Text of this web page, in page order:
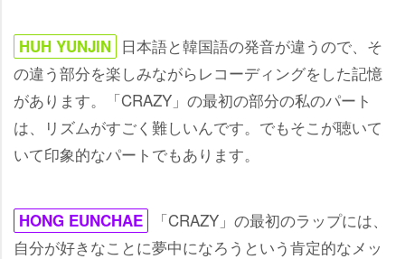
HUH YUNJIN 日本語と韓国語の発音が違うので、そ
の違う部分を楽しみながらレコーディングをした記憶
があります。「CRAZY」の最初の部分の私のパート
は、リズムがすごく難しいんです。でもそこが聴いて
いて印象的なパートでもあります。
HONG EUNCHAE
「CRAZY」の最初のラップには、
自分が好きなことに夢中になろうという肯定的なメッ